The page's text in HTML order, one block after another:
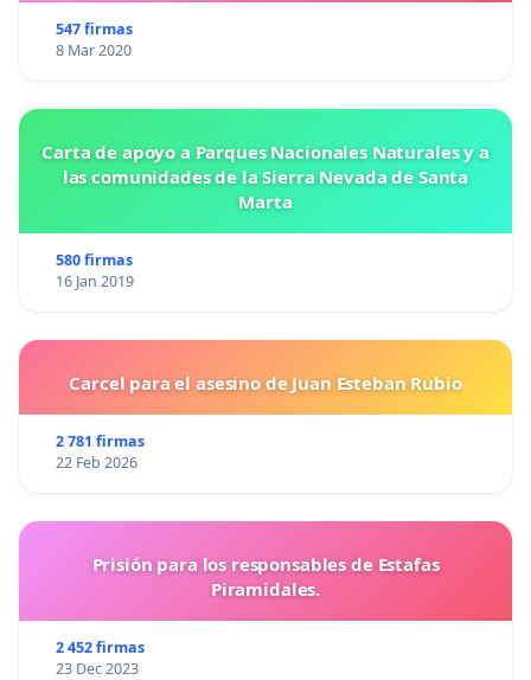
547 firmas
8 Mar 2020
Carta de apoyo a Parques Nacionales Naturales y a
las comunidades de la Sierra Nevada de Santa
Marta
580 firmas
16 Jan 2019
Carcel para el asesino de Juan Esteban Rubio
2 781 firmas
22 Feb 2026
Prisión para los responsables de Estafas
Piramidales.
2 452 firmas
23 Dec 2023